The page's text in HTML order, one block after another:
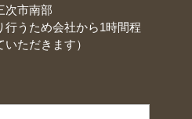
次市南部
行うため会社から1時間程
ただきます）